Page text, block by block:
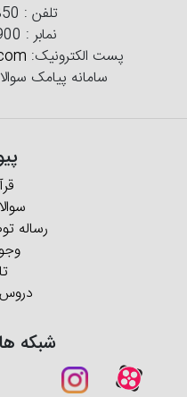
تلفن :
نمابر :
پست الکترونیک:
سامانه پیامک
رساله
دروس
شبکه